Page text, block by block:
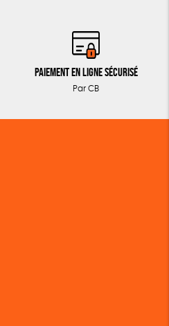
Paiement en ligne sécurisé
Par CB